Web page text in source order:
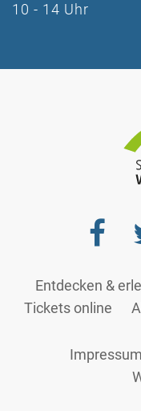
10 - 14 Uhr
Entdecken &
Tickets online
Impressum